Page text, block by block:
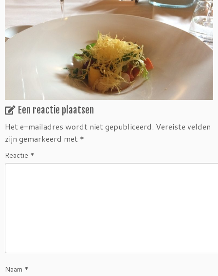
Een reactie plaatsen
Het e-mailadres wordt niet gepubliceerd. Vereiste velden
zijn gemarkeerd met *
Reactie *
Naam *